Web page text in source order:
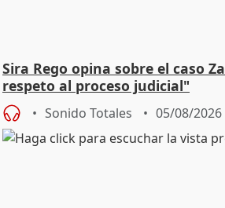
Sira Rego opina sobre el caso
respeto al proceso judicial"
Sonido Totales 05/08/2026